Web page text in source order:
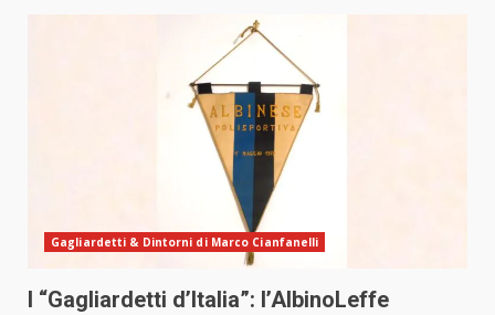
Gagliardetti & Dintorni di Marco Cianfanelli
I “Gagliardetti d’Italia”: l’AlbinoLeffe